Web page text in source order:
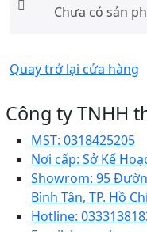
Chưa có sản
Quay trở lại cửa hàng
Công ty TNHH
MST: 0318425205
Nơi cấp: Sở Kế
Showrom: 95
Bình Tân, TP. Hồ
Hotline: